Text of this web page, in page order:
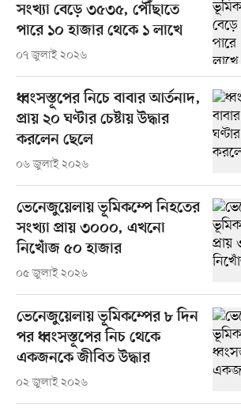
সংখ্যা বেড়ে ৩৫৩৫, পৌঁছাতে
পারে ১০ হাজার থেকে ১ লাখে
০৭ জুলাই ২০২৬
ধ্বংসস্তূপের নিচে বাবার আর্তনাদ,
প্রায় ২০ ঘণ্টার চেষ্টায় উদ্ধার
করলেন ছেলে
০৬ জুলাই ২০২৬
ভেনেজুয়েলায় ভূমিকম্পে নিহতের
সংখ্যা প্রায় ৩০০০, এখনো
নিখোঁজ ৫০ হাজার
০৫ জুলাই ২০২৬
ভেনেজুয়েলায় ভূমিকম্পের ৮ দিন
পর ধ্বংসস্তূপের নিচ থেকে
একজনকে জীবিত উদ্ধার
০২ জুলাই ২০২৬